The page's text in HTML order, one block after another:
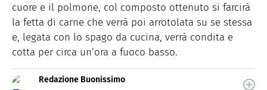
cuore e il polmone, col composto ottenuto si farcirà
la fetta di carne che verrà poi arrotolata su se stessa
e, legata con lo spago da cucina, verrà condita e
cotta per circa un’ora a fuoco basso.
Redazione Buonissimo